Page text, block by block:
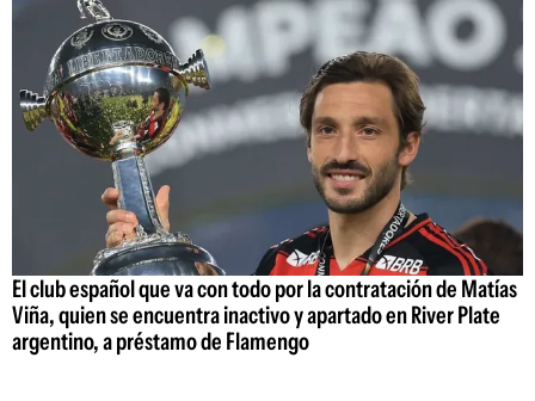
El club español que va con todo por la contratación de Matías
Viña, quien se encuentra inactivo y apartado en River Plate
argentino, a préstamo de Flamengo